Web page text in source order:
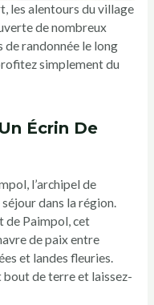
les alentours du village
de nombreux
de randonnée le long
simplement du
Écrin De
l’archipel de
dans la région.
de Paimpol, cet
de paix entre
et landes fleuries.
bout de terre et laissez-